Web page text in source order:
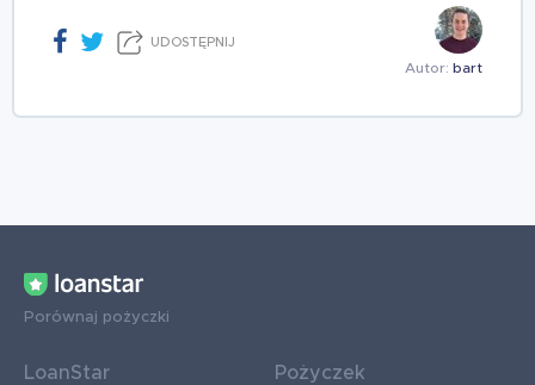
UDOSTĘPNIJ
Autor: bart
Porównaj pożyczki
LoanStar Pożyczek